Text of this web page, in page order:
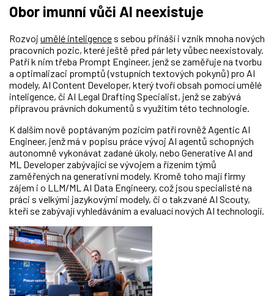
Obor imunní vůči AI neexistuje
Rozvoj umělé inteligence s sebou přináší i vznik mnoha nových
pracovních pozic, které ještě před pár lety vůbec neexistovaly.
Patří k nim třeba Prompt Engineer, jenž se zaměřuje na tvorbu
a optimalizaci promptů (vstupních textových pokynů) pro AI
modely, AI Content Developer, který tvoří obsah pomocí umělé
inteligence, či AI Legal Drafting Specialist, jenž se zabývá
přípravou právních dokumentů s využitím této technologie.
K dalším nově poptávaným pozicím patří rovněž Agentic AI
Engineer, jenž má v popisu práce vývoj AI agentů schopných
autonomně vykonávat zadané úkoly, nebo Generative AI and
ML Developer zabývající se vývojem a řízením týmů
zaměřených na generativní modely. Kromě toho mají firmy
zájem i o LLM/ML AI Data Engineery, což jsou specialisté na
práci s velkými jazykovými modely, či o takzvané AI Scouty,
kteří se zabývají vyhledáváním a evaluací nových AI technologií.